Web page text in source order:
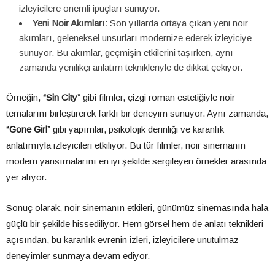
izleyicilere önemli ipuçları sunuyor.
Yeni Noir Akımları: Son yıllarda ortaya çıkan yeni noir
akımları, geleneksel unsurları modernize ederek izleyiciye
sunuyor. Bu akımlar, geçmişin etkilerini taşırken, aynı
zamanda yenilikçi anlatım teknikleriyle de dikkat çekiyor.
Örneğin, “Sin City” gibi filmler, çizgi roman estetiğiyle noir
temalarını birleştirerek farklı bir deneyim sunuyor. Aynı zamanda,
“Gone Girl” gibi yapımlar, psikolojik derinliği ve karanlık
anlatımıyla izleyicileri etkiliyor. Bu tür filmler, noir sinemanın
modern yansımalarını en iyi şekilde sergileyen örnekler arasında
yer alıyor.
Sonuç olarak, noir sinemanın etkileri, günümüz sinemasında hala
güçlü bir şekilde hissediliyor. Hem görsel hem de anlatı teknikleri
açısından, bu karanlık evrenin izleri, izleyicilere unutulmaz
deneyimler sunmaya devam ediyor.